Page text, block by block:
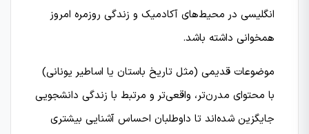
انگلیسی در محیط‌های آکادمیک و زندگی روزمره امروز
همخوانی داشته باشد.
موضوعات قدیمی (مثل تاریخ باستان یا اساطیر یونانی)
با محتوای مدرن‌تر، واقعی‌تر و مرتبط با زندگی دانشجویی
جایگزین شده‌اند تا داوطلبان احساس آشنایی بیشتری